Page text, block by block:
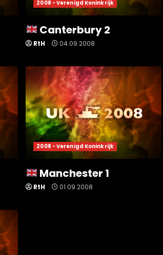
2008 - Verenigd Koninkrijk
Canterbury 2
RtH 04.09.2008
2008 - Verenigd Koninkrijk
Manchester 1
RtH 01.09.2008